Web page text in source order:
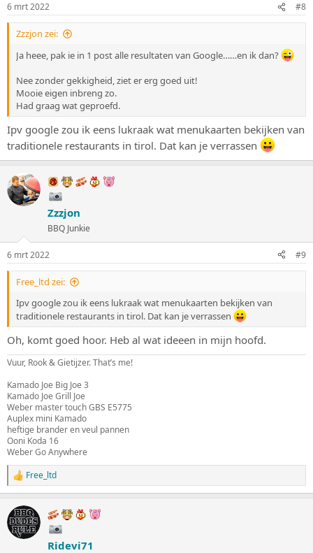
e
n
6 mrt 2022 #8
Zzzjon zei:
Ja heee, pak ie in 1 post alle resultaten van Google……en ik dan?
Nee zonder gekkigheid, ziet er erg goed uit!
Mooie eigen inbreng zo.
Had graag wat geproefd.
Ipv google zou ik eens lukraak wat menukaarten bekijken van
traditionele restaurants in tirol. Dat kan je verrassen
Zzzjon
BBQ Junkie
6 mrt 2022 #9
Free_ltd zei:
Ipv google zou ik eens lukraak wat menukaarten bekijken van
traditionele restaurants in tirol. Dat kan je verrassen
Oh, komt goed hoor. Heb al wat ideeen in mijn hoofd.
Vuur, Rook & Gietijzer. That’s me!
Kamado Joe Big Joe 3
Kamado Joe Grill Joe
Weber master touch GBS E5775
Auplex mini Kamado
heftige brander en veul pannen
Ooni Koda 16
Weber Go Anywhere
W
a
r
d
e
Free_ltd
Ridevi71